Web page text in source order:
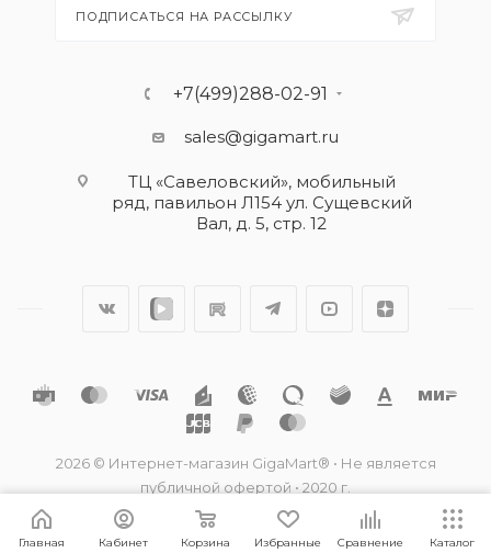
ПОДПИСАТЬСЯ НА РАССЫЛКУ
+7(499)288-02-91
sales@gigamart.ru
ТЦ «Савеловский», мобильный
ряд, павильон Л154 ул. Сущевский
Вал, д. 5, стр. 12
2026 © Интернет-магазин GigaMart® • Не является
публичной офертой • 2020 г.
Главная Кабинет Корзина Избранные Сравнение Каталог